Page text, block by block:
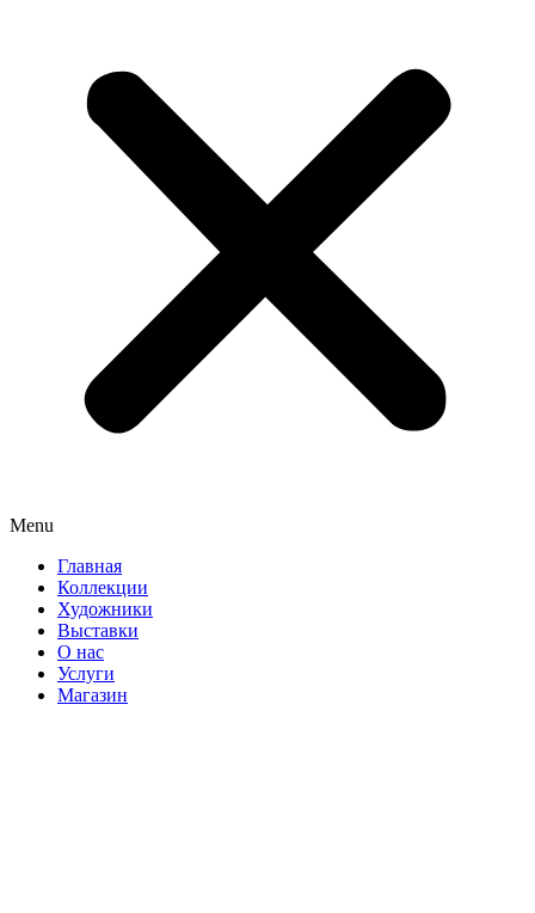
Menu
Главная
Коллекции
Художники
Выставки
О нас
Услуги
Магазин